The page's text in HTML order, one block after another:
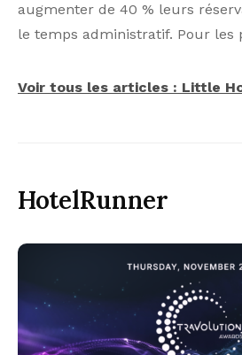
augmenter de 40 % leurs
le temps administratif. Pour les
Voir tous les articles : Little
HotelRunner